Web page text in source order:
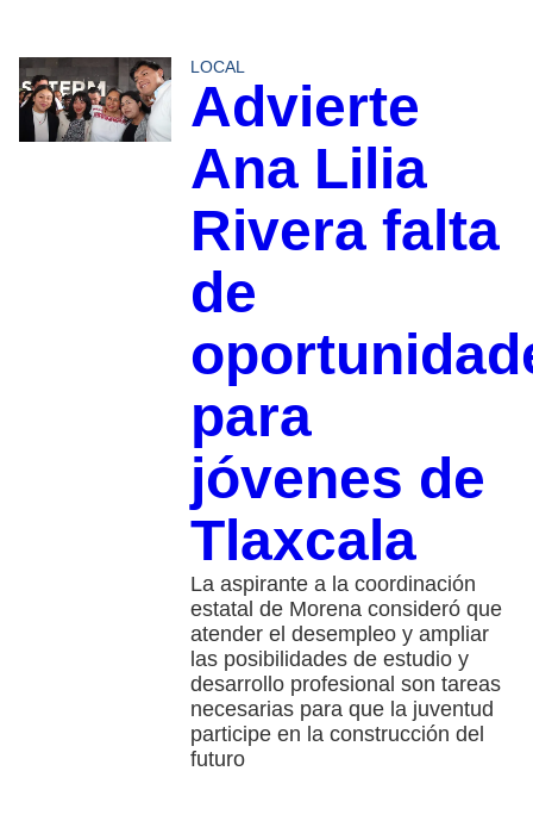
LOCAL
Advierte
Ana Lilia
Rivera falta
de
para
jóvenes de
Tlaxcala
La aspirante a la coordinación
estatal de Morena consideró que
atender el desempleo y ampliar
las posibilidades de estudio y
desarrollo profesional son tareas
necesarias para que la juventud
participe en la construcción del
futuro